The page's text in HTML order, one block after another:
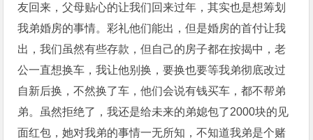
友回来，父母贴心的让我们回来过年，其实也是想筹划
我弟婚房的事情。彩礼他们能出，但是婚房的首付让我
出，我们虽然有些存款，但自己的房子都在按揭中，老
公一直想换车，我让他别换，要换也要等我弟彻底改过
自新后换，不然换了车，他们会说有钱买车，都不帮弟
弟。虽然拒绝了，我还是给未来的弟媳包了2000块的见
面红包，她对我弟的事情一无所知，不知道我弟是个赌